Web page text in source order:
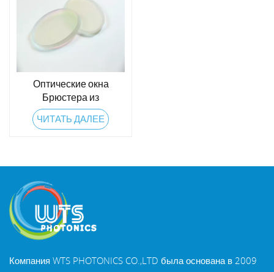
Оптические окна
Брюстера из
плавленого кварца
ЧИТАТЬ ДАЛЕЕ
Компания WTS PHOTONICS CO.,LTD была основана в 2009